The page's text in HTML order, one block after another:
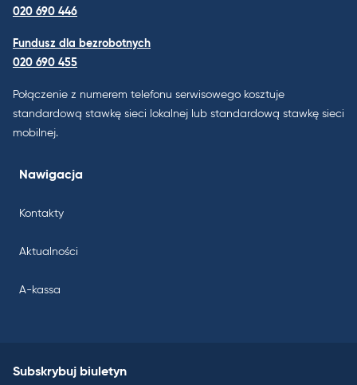
020 690 446
Fundusz dla bezrobotnych
020 690 455
Połączenie z numerem telefonu serwisowego kosztuje
standardową stawkę sieci lokalnej lub standardową stawkę sieci
mobilnej.
Nawigacja
Kontakty
Aktualności
A-kassa
Subskrybuj biuletyn